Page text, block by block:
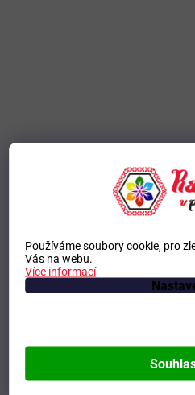
Používáme soubory cookie, pro
Vás na webu.
Více informací